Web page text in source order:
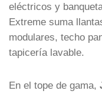
eléctricos y
Extreme suma
modulares, techo
tapicería lavable.
En el tope de gama,